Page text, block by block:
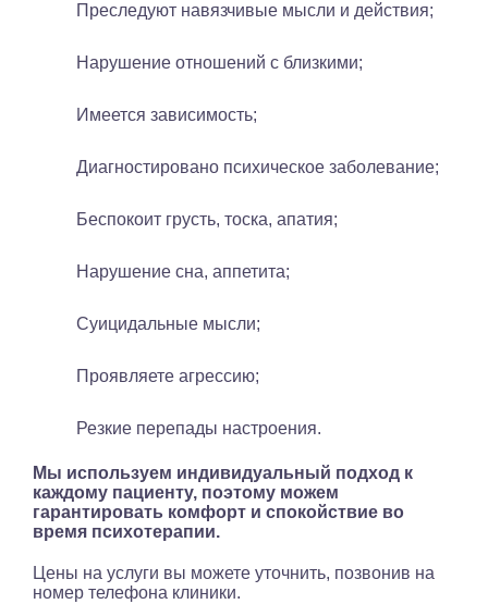
Преследуют навязчивые мысли и действия;
Нарушение отношений с близкими;
Имеется зависимость;
Диагностировано психическое заболевание;
Беспокоит грусть, тоска, апатия;
Нарушение сна, аппетита;
Суицидальные мысли;
Проявляете агрессию;
Резкие перепады настроения.
Мы используем индивидуальный подход к
каждому пациенту, поэтому можем
гарантировать комфорт и спокойствие во
время психотерапии.
Цены на услуги вы можете уточнить, позвонив на
номер телефона клиники.